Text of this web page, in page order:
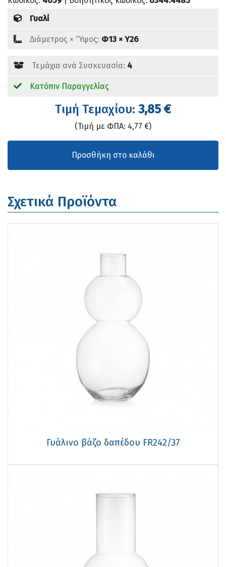
Γυαλί
Διάμετρος × 'Ύψος: Φ13 × Υ26
Τεμάχια ανά Συσκευασία: 4
Κατόπιν Παραγγελίας
Tιμή Τεμαχίου: 3,85 €
(Τιμή με ΦΠΑ: 4,77 €)
Σχετικά Προϊόντα
Γυάλινο βάζο δαπέδου FR242/37